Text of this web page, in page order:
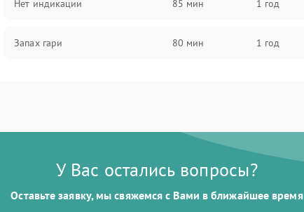
Нет индикации 85 мин 1 год
Запах гари 80 мин 1 год
У Вас остались вопросы?
Оставьте заявку, мы свяжемся с Вами в ближайшее время